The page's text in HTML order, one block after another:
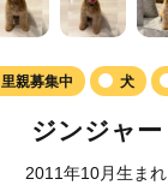
里親募集中 犬
ジンジャー
2011年10月生まれ